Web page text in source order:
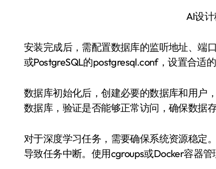
AI设
安装完成后，需配置数据库的监听地址、端
或PostgreSQL的postgresql.conf，设置合适
数据库初始化后，创建必要的数据库和用户
数据库，验证是否能够正常访问，确保数据
对于深度学习任务，需要确保系统资源稳定
导致任务中断。使用cgroups或Docker容器管